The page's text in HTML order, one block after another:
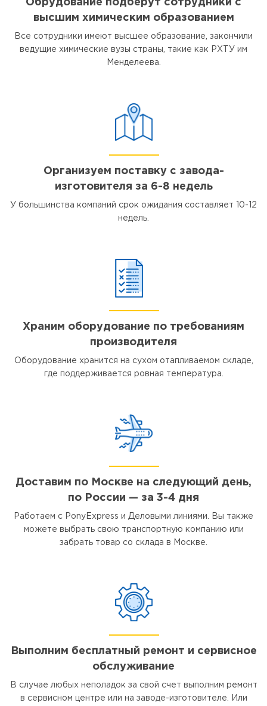
Обрудование подберут сотрудники с
высшим химическим образованием
Все сотрудники имеют высшее образование, закончили
ведущие химические вузы страны, такие как РХТУ им
Менделеева.
Организуем поставку с завода-
изготовителя за 6-8 недель
У большинства компаний срок ожидания составляет 10-12
недель.
Храним оборудование по требованиям
производителя
Оборудование хранится на сухом отапливаемом складе,
где поддерживается ровная температура.
Доставим по Москве на следующий день,
по России — за 3-4 дня
Работаем с PonyExpress и Деловыми линиями. Вы также
можете выбрать свою транспортную компанию или
забрать товар со склада в Москве.
Выполним бесплатный ремонт и сервисное
обслуживание
В случае любых неполадок за свой счет выполним ремонт
в сервисном центре или на заводе-изготовителе. Или